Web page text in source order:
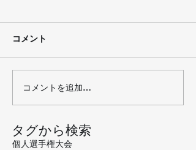
コメント
コメントを追加…
タグから検索
個人選手権大会